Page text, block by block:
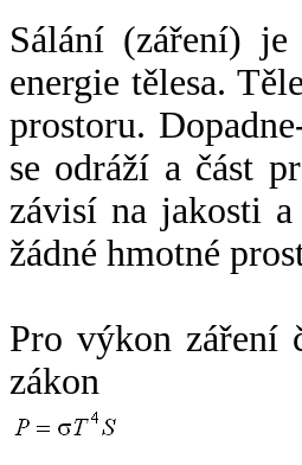
Sálání (záření)
energie tělesa.
prostoru.
se odráží a část
závisí na jakosti
žádné hmotné
Pro výkon záření
zákon